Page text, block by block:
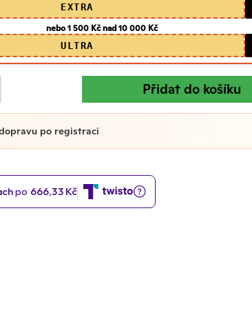
EXTRA
nebo 1 500 Kč nad 10 000 Kč
ULTRA
Přidat do košíku
po registraci